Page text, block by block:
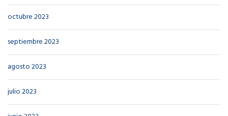
octubre 2023
septiembre 2023
agosto 2023
julio 2023